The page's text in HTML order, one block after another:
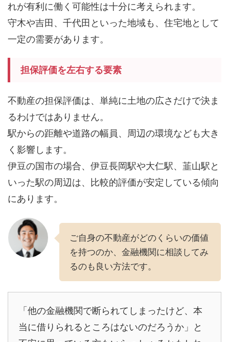
れが有利に働く可能性は十分に考えられます。
守木や吉田、千代田といった地域も、住宅地として
一定の需要があります。
担保評価を左右する要素
不動産の担保評価は、単純に土地の広さだけで決ま
るわけではありません。
駅からの距離や道路の幅員、周辺の環境なども大き
く影響します。
伊豆の国市の場合、伊豆長岡駅や大仁駅、韮山駅と
いった駅の周辺は、比較的評価が安定している傾向
にあります。
ご自身の不動産がどのくらいの価値
を持つのか、金融機関に相談してみ
るのも良い方法です。
「他の金融機関で断られてしまったけど、本
当に借りられるところはないのだろうか」と